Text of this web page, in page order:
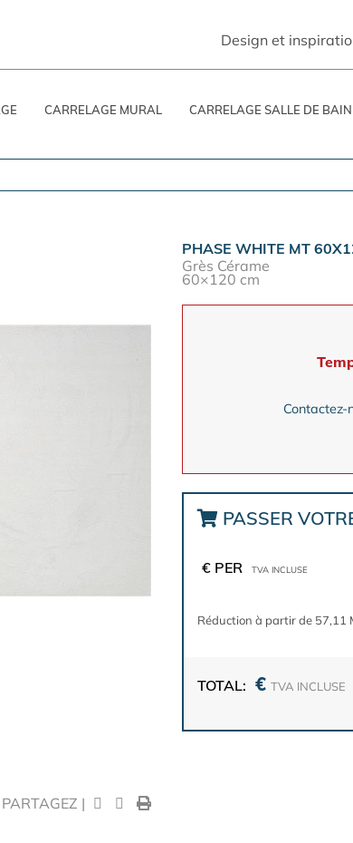
Design et
CARRELAGE MURAL CARRELAGE SALLE DE BAIN
PARTAGEZ |
PHASE WHITE MT
Grès Cérame
60×120 cm
Contactez-
PASSER
€ PER TVA INCLUSE
Réduction à partir de 57,11
TOTAL: € TVA INCLUSE